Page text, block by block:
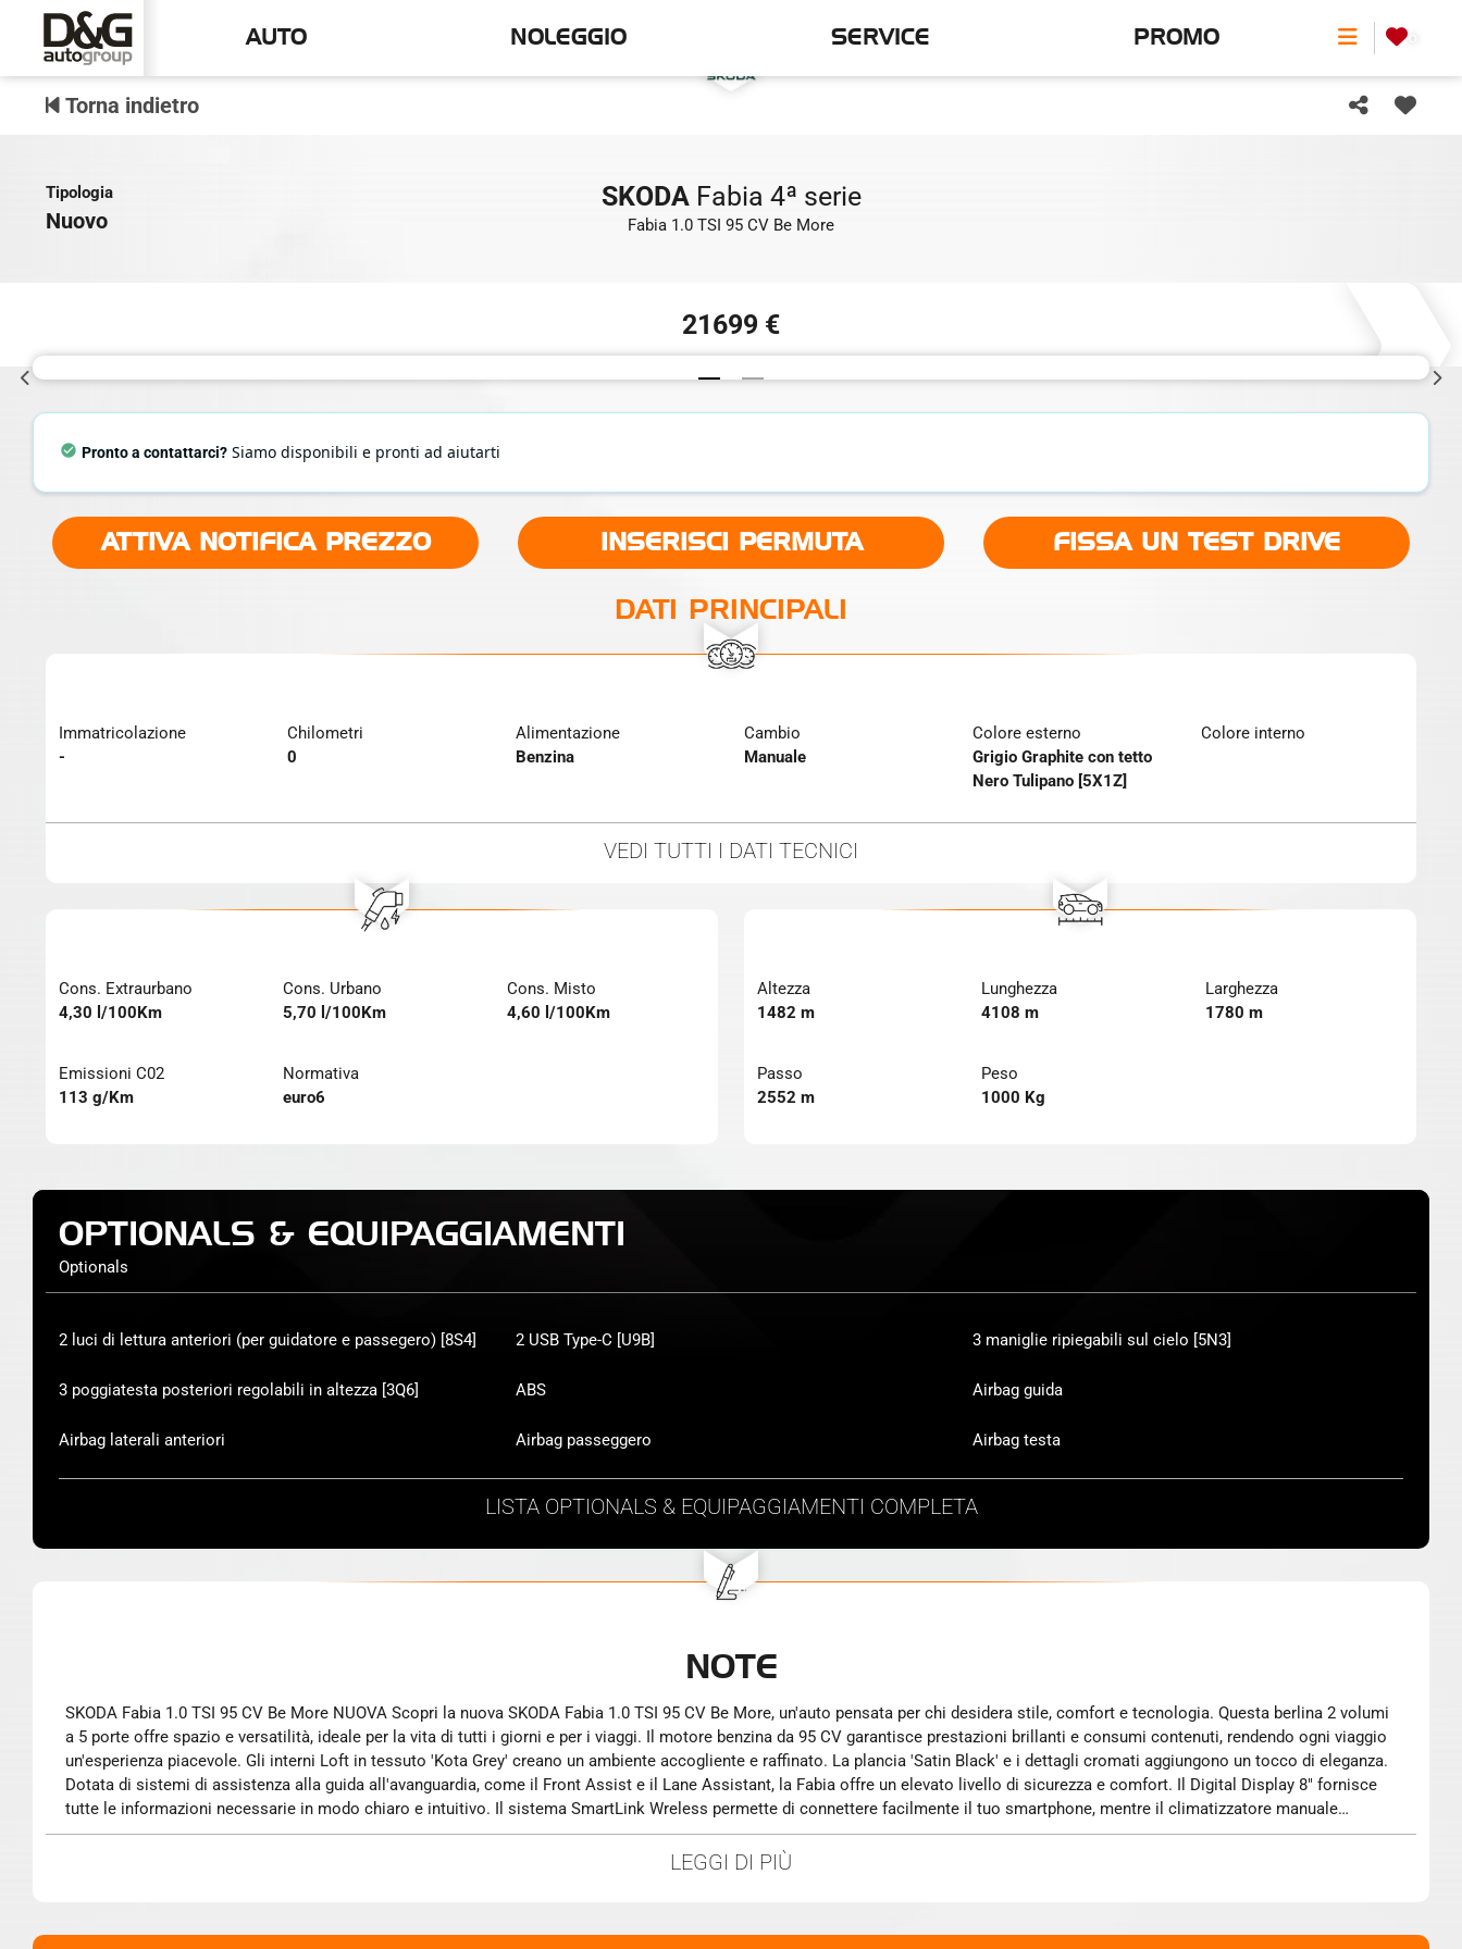
AUTO NOLEGGIO SERVICE PROMO
Torna indietro
Tipologia
Nuovo
SKODA Fabia 4ª serie
Fabia 1.0 TSI 95 CV Be More
21699 €
Pronto a contattarci? Siamo disponibili e pronti ad aiutarti
ATTIVA NOTIFICA PREZZO INSERISCI PERMUTA FISSA UN TEST DRIVE
DATI PRINCIPALI
Immatricolazione
-
Chilometri
0
Alimentazione
Benzina
Cambio
Manuale
Colore esterno
Grigio Graphite con tetto
Nero Tulipano [5X1Z]
Colore interno
VEDI TUTTI I DATI TECNICI
Cons. Extraurbano
4,30 l/100Km
Cons. Urbano
5,70 l/100Km
Cons. Misto
4,60 l/100Km
Emissioni C02
113 g/Km
Normativa
euro6
Altezza
1482 m
Lunghezza
4108 m
Larghezza
1780 m
Passo
2552 m
Peso
1000 Kg
OPTIONALS & EQUIPAGGIAMENTI
Optionals
2 luci di lettura anteriori (per guidatore e passegero) [8S4] 2 USB Type-C [U9B] 3 maniglie ripiegabili sul cielo [5N3]
3 poggiatesta posteriori regolabili in altezza [3Q6] ABS Airbag guida
Airbag laterali anteriori Airbag passeggero Airbag testa
LISTAOPTIONALS & EQUIPAGGIAMENTI COMPLETA
NOTE
SKODA Fabia 1.0 TSI 95 CV Be More NUOVA Scopri la nuova SKODA Fabia 1.0 TSI 95 CV Be More, un'auto pensata per chi desidera stile, comfort e tecnologia. Questa berlina 2 volumi
a 5 porte offre spazio e versatilità, ideale per la vita di tutti i giorni e per i viaggi. Il motore benzina da 95 CV garantisce prestazioni brillanti e consumi contenuti, rendendo ogni viaggio
un'esperienza piacevole. Gli interni Loft in tessuto 'Kota Grey' creano un ambiente accogliente e raffinato. La plancia 'Satin Black' e i dettagli cromati aggiungono un tocco di eleganza.
Dotata di sistemi di assistenza alla guida all'avanguardia, come il Front Assist e il Lane Assistant, la Fabia offre un elevato livello di sicurezza e comfort. Il Digital Display 8" fornisce
tutte le informazioni necessarie in modo chiaro e intuitivo. Il sistema SmartLink Wreless permette di connettere facilmente il tuo smartphone, mentre il climatizzatore manuale
assicura un clima ideale a bordo. I cerchi in lega Proxima Aero da 16" completano il look dinamico e moderno di questa vettura. Non perdere l'occasione di guidare la nuova SKODA
Fabia, un'auto che saprà conquistarti fin dal primo sguardo. Un'auto progettata per soddisfare le tue esigenze di mobilità con stile e intelligenza. Fabia è pronta a rivoluzionare la tua
LEGGI DI PIÙ